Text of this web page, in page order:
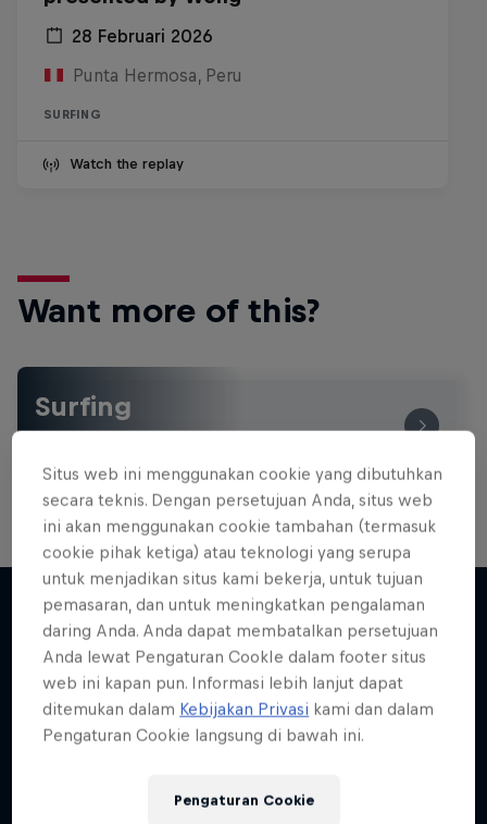
28 Februari 2026
Punta Hermosa, Peru
SURFING
Watch the replay
Want more of this?
Surfing
Lebih banyak seperti ini
Inside Pro Surfing
Come backstage on the 2025 WSL
Championship Tour
2 Seasons · 18 episodes
SURFING
WSL Replay
The latest action from the WSL Championship
Tour
1 Season · 6 episodes
SURFING
Situs web ini menggunakan cookie yang dibutuhkan
secara teknis. Dengan persetujuan Anda, situs web
ini akan menggunakan cookie tambahan (termasuk
cookie pihak ketiga) atau teknologi yang serupa
untuk menjadikan situs kami bekerja, untuk tujuan
pemasaran, dan untuk meningkatkan pengalaman
daring Anda. Anda dapat membatalkan persetujuan
Anda lewat Pengaturan CookIe dalam footer situs
web ini kapan pun. Informasi lebih lanjut dapat
ditemukan dalam Kebijakan Privasi kami dan dalam
Pengaturan Cookie langsung di bawah ini.
Pengaturan Cookie